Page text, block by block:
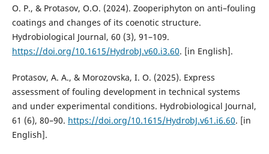
O. P., & Protasov, O.O. (2024). Zooperiphyton on anti–fouling
coatings and changes of its coenotic structure.
Hydrobiological Journal, 60 (3), 91–109.
https://doi.org/10.1615/HydrobJ.v60.i3.60. [in English].
Protasov, A. A., & Morozovska, I. O. (2025). Express
assessment of fouling development in technical systems
and under experimental conditions. Hydrobiological Journal,
61 (6), 80–90. https://doi.org/10.1615/HydrobJ.v61.i6.60. [in
English].